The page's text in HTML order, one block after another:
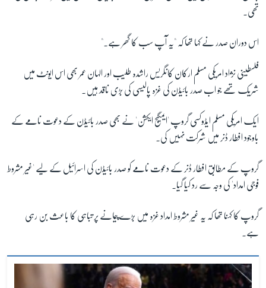
تھی۔
اس دوران صدر نے کہا تھا کہ "یہ آپ سب کا گھر ہے۔"
فلسطینی نژاد امریکی مسلم ارکان کانگریس راشدہ طلیب اور الہان عمر بھی اس ایونٹ میں
شریک تھے جو اب صدر بائیڈن کی غزہ پالیسی کی بڑی ناقد ہیں۔
ایک امریکی مسلم ایڈوکسی گروپ 'ایمگیج ایکشن' نے بھی صدر بائیڈن کے دعوت نامے کے
باوجود افطار ڈنر میں شرکت نہیں کی۔
گروپ کے مطابق افطار ڈنر کے دعوت نامے کو صدر بائیڈن کی اسرائیل کے لیے 'غیر مشروط
فوجی امداد' کی وجہ سے رد کیا گیا۔
گروپ کا کہنا تھا کہ یہ غیر مشروط امداد غزہ میں بڑے پیمانے پر تباہی کا باعث بن رہی
ہے۔